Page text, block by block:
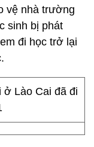
vệ nhà trường
sinh bị phát
đi học trở lại